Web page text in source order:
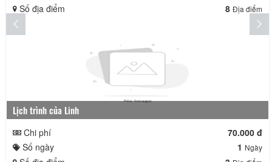
Số địa điểm 8 Địa điểm
Lịch trình của Linh
Chi phí
70.000 đ
Số ngày
1 Ngày